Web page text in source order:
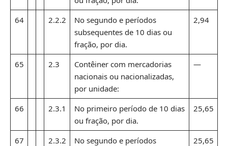
64 2.2.2
No segundo e períodos
subsequentes de 10 dias ou
fração, por dia.
2,94
65 2.3
Contêiner com mercadorias
nacionais ou nacionalizadas,
por unidade:
—
66 2.3.1
No primeiro período de 10 dias
ou fração, por dia.
25,65
67 2.3.2
No segundo e períodos
25,65